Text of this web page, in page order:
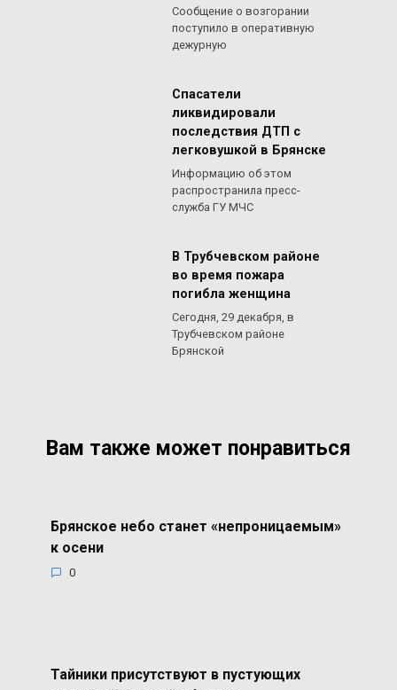
Сообщение о возгорании
поступило в оперативную
дежурную
Спасатели
ликвидировали
последствия ДТП с
легковушкой в Брянске
Информацию об этом
распространила пресс-
служба ГУ МЧС
В Трубчевском районе
во время пожара
погибла женщина
Сегодня, 29 декабря, в
Трубчевском районе
Брянской
Вам также может понравиться
Брянское небо станет «непроницаемым»
к осени
0
Тайники присутствуют в пустующих